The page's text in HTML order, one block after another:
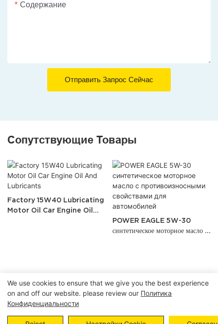
Содержание
Отправить Запрос Сейчас
Сопутствующие Товары
Factory 15W40 Lubricating
Motor Oil Car Engine Oil
POWER EAGLE 5W-30
синтетическое моторное масло с
Авторские права © 2024 POWER EAGLE INDUSTRIES,
INC. |Карта сайта Политика конфиденциальности
We use cookies to ensure that we give you the best experience
on and off our website. please review our Политика
Конфиденциальности